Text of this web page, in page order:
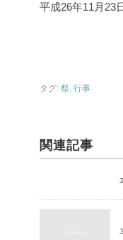
平成26年11月23
タグ: 祭, 行事
関連記事